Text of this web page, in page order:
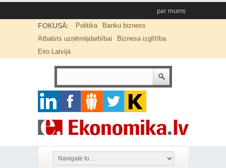
par mums
FOKUSĀ: Politika
Banku bizness
Atbalsts uzņēmējdarbībai
Biznesa izglītība
Eiro Latvijā